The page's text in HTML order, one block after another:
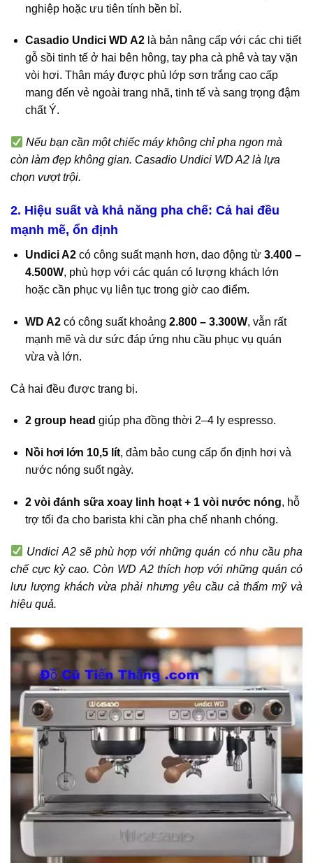
nghiệp hoặc ưu tiên tính bền bỉ.
Casadio Undici WD A2là bản nâng cấp với các chi tiết
gỗ sồi tinh tế ở hai bên hông, tay pha cà phê và tay vặn
vòi hơi. Thân máy được phủ lớp sơn trắng cao cấp
mang đến vẻ ngoài trang nhã, tinh tế và sang trọng đậm
chất Ý.
Nếu bạn cần một chiếc máy không chỉ pha ngon mà
còn làm đẹp không gian. Casadio Undici WD A2 là lựa
chọn vượt trội.
2. Hiệu suất và khả năng pha chế: Cả hai đều
mạnh mẽ, ổn định
Undici A2có công suất mạnh hơn, dao động từ 3.400 –
4.500W, phù hợp với các quán có lượng khách lớn
hoặc cần phục vụ liên tục trong giờ cao điểm.
WD A2có công suất khoảng 2.800 – 3.300W, vẫn rất
mạnh mẽ và dư sức đáp ứng nhu cầu phục vụ quán
vừa và lớn.
Cả hai đều được trang bị.
2 group head giúp pha đồng thời 2–4 ly espresso.
Nồi hơi lớn 10,5 lít, đảm bảo cung cấp ổn định hơi và
nước nóng suốt ngày.
2 vòi đánh sữa xoay linh hoạt + 1 vòi nước nóng, hỗ
trợ tối đa cho barista khi cần pha chế nhanh chóng.
Undici A2 sẽ phù hợp với những quán có nhu cầu pha
chế cực kỳ cao. Còn WD A2 thích hợp với những quán có
lưu lượng khách vừa phải nhưng yêu cầu cả thẩm mỹ và
hiệu quả.